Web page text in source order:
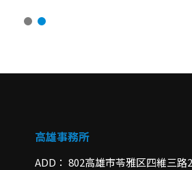
高雄事務所
ADD
802高雄市苓雅区四維三路